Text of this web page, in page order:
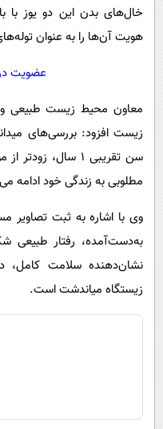
خال‌های بدن این دو یوز با
هویت آن‌ها را به عنوان
عضویت در
معاون محیط زیست طبیعی
زیست افزود: بررسی‌های
سن تقریبی ۱ سال،
مطلوبی به زندگی خود ادامه
وی با اشاره به ثبت تصاویر
به‌دست‌آمده، رفتار طبیعی
نشان‌دهنده سلامت
زیستگاه میاندشت است.